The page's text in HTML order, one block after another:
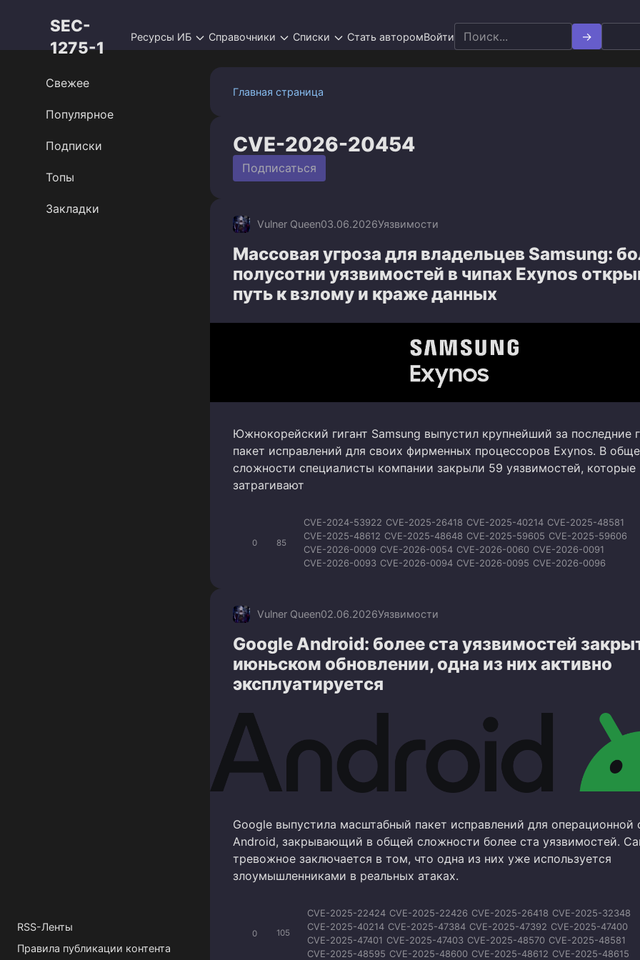
SEC-
1275-1
Ресурсы ИБ Справочники Списки Стать авторомВойти
Search
for:
Главная страница
CVE-2026-20454
Подписаться
Vulner Queen03.06.2026Уязвимости
Массовая угроза для владельцев Samsung:
полусотни уязвимостей в чипах Exynos
путь к взлому и краже данных
Южнокорейский гигант Samsung выпустил крупнейший за последние
пакет исправлений для своих фирменных процессоров Exynos. В
сложности специалисты компании закрыли 59 уязвимостей, которые
затрагивают
0 85
CVE-2024-53922 CVE-2025-26418 CVE-2025-40214 CVE-2025-48581
CVE-2025-48612 CVE-2025-48648 CVE-2025-59605 CVE-2025-59606
CVE-2026-0009 CVE-2026-0054 CVE-2026-0060 CVE-2026-0091
CVE-2026-0093 CVE-2026-0094 CVE-2026-0095 CVE-2026-0096
CVE-2026-21028 CVE-2026-21029
CVE-2026-23788 CVE-2026-23789 CVE-2026-23790 CVE-2026-23791
CVE-2026-23793
CVE-2026-25276 CVE-2026-25277
CVE-2026-28573
CVE-2026-28574 CVE-2026-28577 CVE-2026-28578 CVE-2026-28580
CVE-2026-28581
CVE-2026-33968 CVE-2026-33970
Vulner Queen02.06.2026Уязвимости
Google Android: более ста уязвимостей
июньском обновлении, одна из них активно
эксплуатируется
Google выпустила масштабный пакет исправлений для операционной
Android, закрывающий в общей сложности более ста уязвимостей.
тревожное заключается в том, что одна из них уже используется
злоумышленниками в реальных атаках.
0 105
CVE-2025-22424 CVE-2025-22426 CVE-2025-26418 CVE-2025-32348
CVE-2025-40214 CVE-2025-47384 CVE-2025-47392 CVE-2025-47400
CVE-2025-47401 CVE-2025-47403 CVE-2025-48570 CVE-2025-48581
CVE-2025-48595 CVE-2025-48600 CVE-2025-48612 CVE-2025-48615
Свежее
Популярное
Подписки
Топы
Закладки
RSS-Ленты
Правила публикации контента